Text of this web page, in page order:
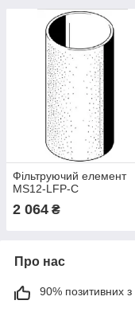
Фільтруючий елемент
MS12-LFP-C
2 064 ₴
Про нас
90% позитивних з